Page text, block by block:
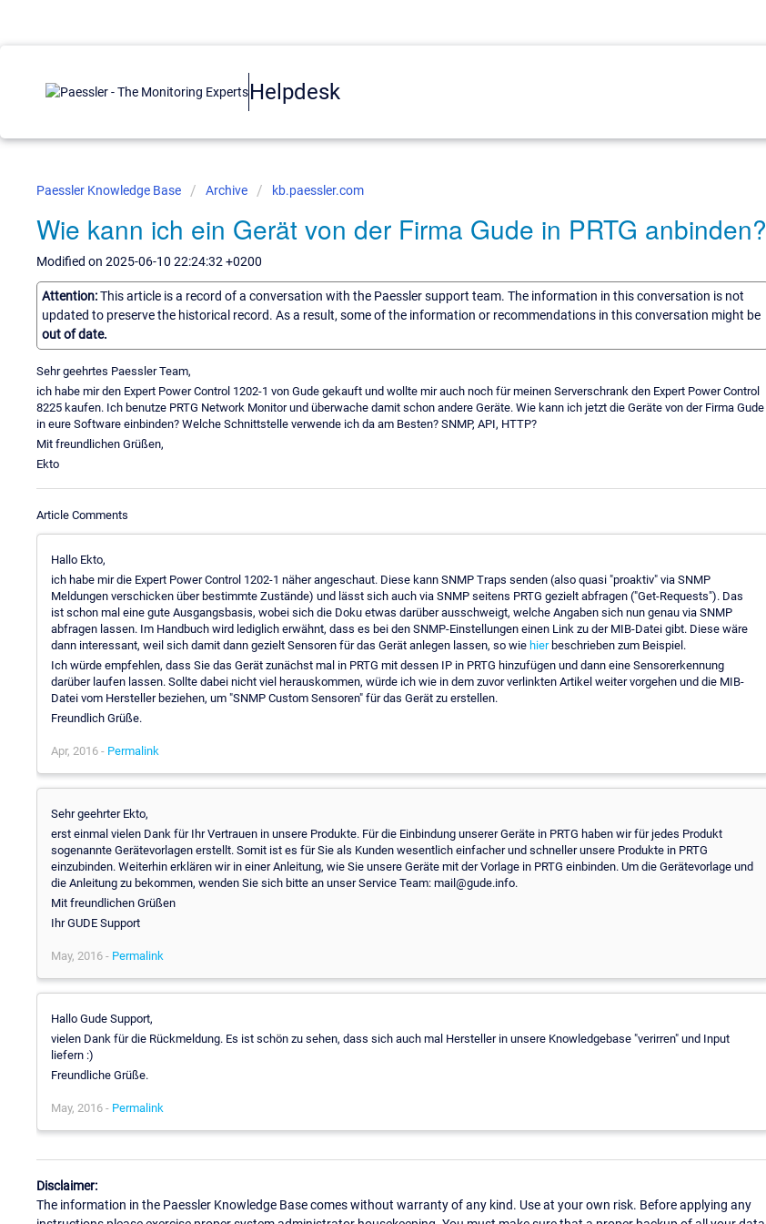
Helpdesk
Paessler Knowledge Base Archive kb.paessler.com
Wie kann ich ein Gerät von der Firma Gude in PRTG anbinden?
Modified on 2025-06-10 22:24:32 +0200
Attention:This article is a record of a conversation with the Paessler support team. The information in this conversation is not
updated to preserve the historical record. As a result, some of the information or recommendations in this conversation might be
out of date.
Sehr geehrtes Paessler Team,
ich habe mir den Expert Power Control 1202-1 von Gude gekauft und wollte mir auch noch für meinen Serverschrank den Expert Power Control
8225 kaufen. Ich benutze PRTG Network Monitor und überwache damit schon andere Geräte. Wie kann ich jetzt die Geräte von der Firma Gude
in eure Software einbinden? Welche Schnittstelle verwende ich da am Besten? SNMP, API, HTTP?
Mit freundlichen Grüßen,
Ekto
Article Comments
Hallo Ekto,
ich habe mir die Expert Power Control 1202-1 näher angeschaut. Diese kann SNMP Traps senden (also quasi "proaktiv" via SNMP
Meldungen verschicken über bestimmte Zustände) und lässt sich auch via SNMP seitens PRTG gezielt abfragen ("Get-Requests"). Das
ist schon mal eine gute Ausgangsbasis, wobei sich die Doku etwas darüber ausschweigt, welche Angaben sich nun genau via SNMP
abfragen lassen. Im Handbuch wird lediglich erwähnt, dass es bei den SNMP-Einstellungen einen Link zu der MIB-Datei gibt. Diese wäre
dann interessant, weil sich damit dann gezielt Sensoren für das Gerät anlegen lassen, so wie hierbeschrieben zum Beispiel.
Ich würde empfehlen, dass Sie das Gerät zunächst mal in PRTG mit dessen IP in PRTG hinzufügen und dann eine Sensorerkennung
darüber laufen lassen. Sollte dabei nicht viel herauskommen, würde ich wie in dem zuvor verlinkten Artikel weiter vorgehen und die MIB-
Datei vom Hersteller beziehen, um "SNMP Custom Sensoren" für das Gerät zu erstellen.
Freundlich Grüße.
Apr, 2016 - Permalink
Sehr geehrter Ekto,
erst einmal vielen Dank für Ihr Vertrauen in unsere Produkte. Für die Einbindung unserer Geräte in PRTG haben wir für jedes Produkt
sogenannte Gerätevorlagen erstellt. Somit ist es für Sie als Kunden wesentlich einfacher und schneller unsere Produkte in PRTG
einzubinden. Weiterhin erklären wir in einer Anleitung, wie Sie unsere Geräte mit der Vorlage in PRTG einbinden. Um die Gerätevorlage und
die Anleitung zu bekommen, wenden Sie sich bitte an unser Service Team: mail@gude.info.
Mit freundlichen Grüßen
Ihr GUDE Support
May, 2016 - Permalink
Hallo Gude Support,
vielen Dank für die Rückmeldung. Es ist schön zu sehen, dass sich auch mal Hersteller in unsere Knowledgebase "verirren" und Input
liefern :)
Freundliche Grüße.
May, 2016 - Permalink
Disclaimer:
The information in the Paessler Knowledge Base comes without warranty of any kind. Use at your own risk. Before applying any